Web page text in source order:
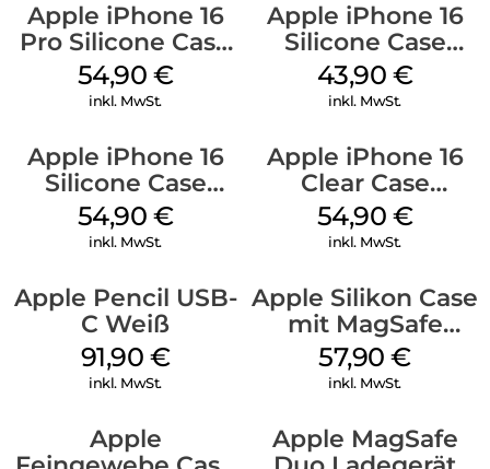
Apple iPhone 16
Pro Silicone Case
MagSafe Black
54,90 €
inkl. MwSt.
Apple iPhone 16
Silicone Case
MagSafe Plum
43,90 €
inkl. MwSt.
Apple iPhone 16
Silicone Case
MagSafe Lake
Green
54,90 €
inkl. MwSt.
Apple iPhone 16
Clear Case
MagSafe
Transparent
54,90 €
inkl. MwSt.
Apple Pencil USB-
C Weiß
91,90 €
inkl. MwSt.
Apple Silikon Case
mit MagSafe
iPhone 14 Pro
(PRODUCT)RED
57,90€
inkl. MwSt.
Apple
Apple MagSafe